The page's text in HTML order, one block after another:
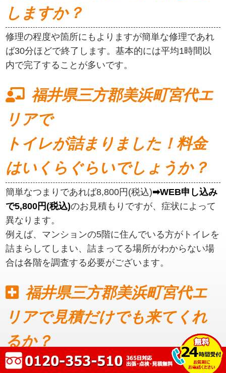
しますか？
修理の程度や箇所にもよりますが簡単な修理であれ
ば30分ほどで終了します。基本的には平均1時間以
内で完了することが多いです。
福井県三方郡美浜町宮代エ
リアで
トイレが詰まりました！料金
はいくらぐらいでしょうか？
簡単なつまりであれば8,800円(税込)➡WEB申し込み
で5,800円(税込)のお見積もりですが、症状によって
異なります。
例えば、マンションの5階に住んでいる方がトイレを
詰まらしてしまい、詰まってる場所がわからない場
合は各階を調査する必要がございます。
福井県三方郡美浜町宮代エ
リアで見積だけでも来てくれ
るか？
見積もりだけでも可能です。